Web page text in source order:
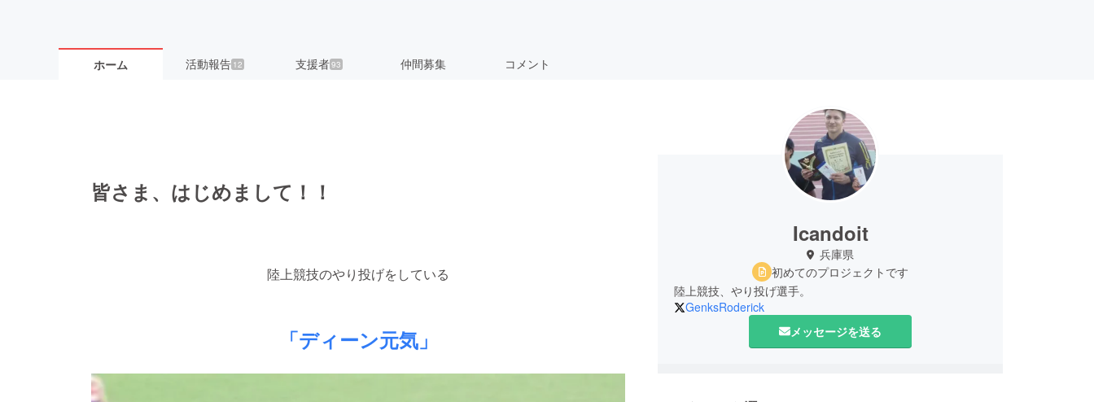
ホーム 活動報告 12 支援者93 仲間募集 コメント
皆さま、はじめまして！！
陸上競技のやり投げをしている
「ディーン元気」
Icandoit
兵庫県
初めてのプロジェクトです
陸上競技、やり投げ選手。
GenksRoderick
メッセージを送る